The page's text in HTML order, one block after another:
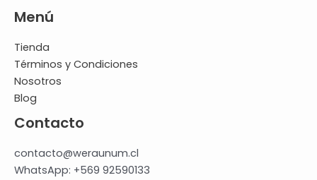
Menú
Tienda
Términos y Condiciones
Nosotros
Blog
Contacto
contacto@weraunum.cl
WhatsApp: +569 92590133